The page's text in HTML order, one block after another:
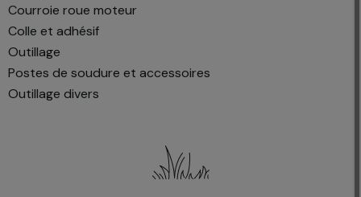
courroie roue moteur
colle et adhésif
outillage
postes de soudure et accessoires
outillage divers